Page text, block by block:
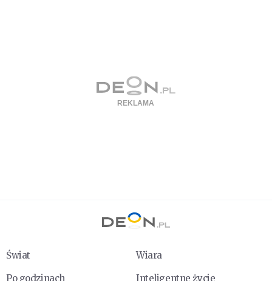
Świat
Wiara
Po godzinach
Inteligentne życie